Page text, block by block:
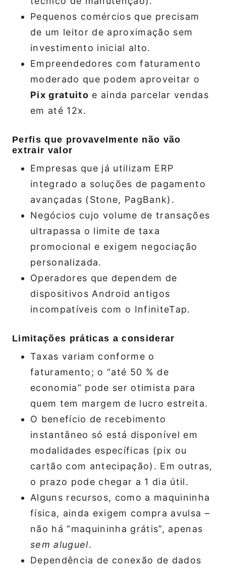
Pequenos comércios que precisam
de um leitor de aproximação sem
investimento inicial alto.
Empreendedores com faturamento
moderado que podem aproveitar o
Pix gratuito e ainda parcelar vendas
em até 12x.
Perfis que provavelmente não vão
extrair valor
Empresas que já utilizam ERP
integrado a soluções de pagamento
avançadas (Stone, PagBank).
Negócios cujo volume de transações
ultrapassa o limite de taxa
promocional e exigem negociação
personalizada.
Operadores que dependem de
dispositivos Android antigos
incompatíveis com o InfiniteTap.
Limitações práticas a considerar
Taxas variam conforme o
faturamento; o “até 50 % de
economia” pode ser otimista para
quem tem margem de lucro estreita.
O benefício de recebimento
instantâneo só está disponível em
modalidades específicas (pix ou
cartão com antecipação). Em outras,
o prazo pode chegar a 1 dia útil.
Alguns recursos, como a maquininha
física, ainda exigem compra avulsa –
não há “maquininha grátis”, apenas
sem aluguel.
Dependência de conexão de dados